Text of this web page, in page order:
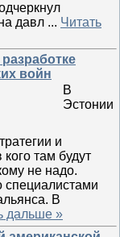
давл ... Читать
войн
В
Эстонии
и
там будут
не надо.
специалистами
В
дальше »